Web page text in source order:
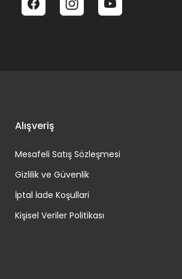
Alışveriş
Mesafeli Satış Sözleşmesi
Gizlilik ve Güvenlik
İptal İade Koşullari
Kişisel Veriler Politikası